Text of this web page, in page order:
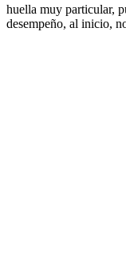
huella muy particular,
desempeño, al inicio,